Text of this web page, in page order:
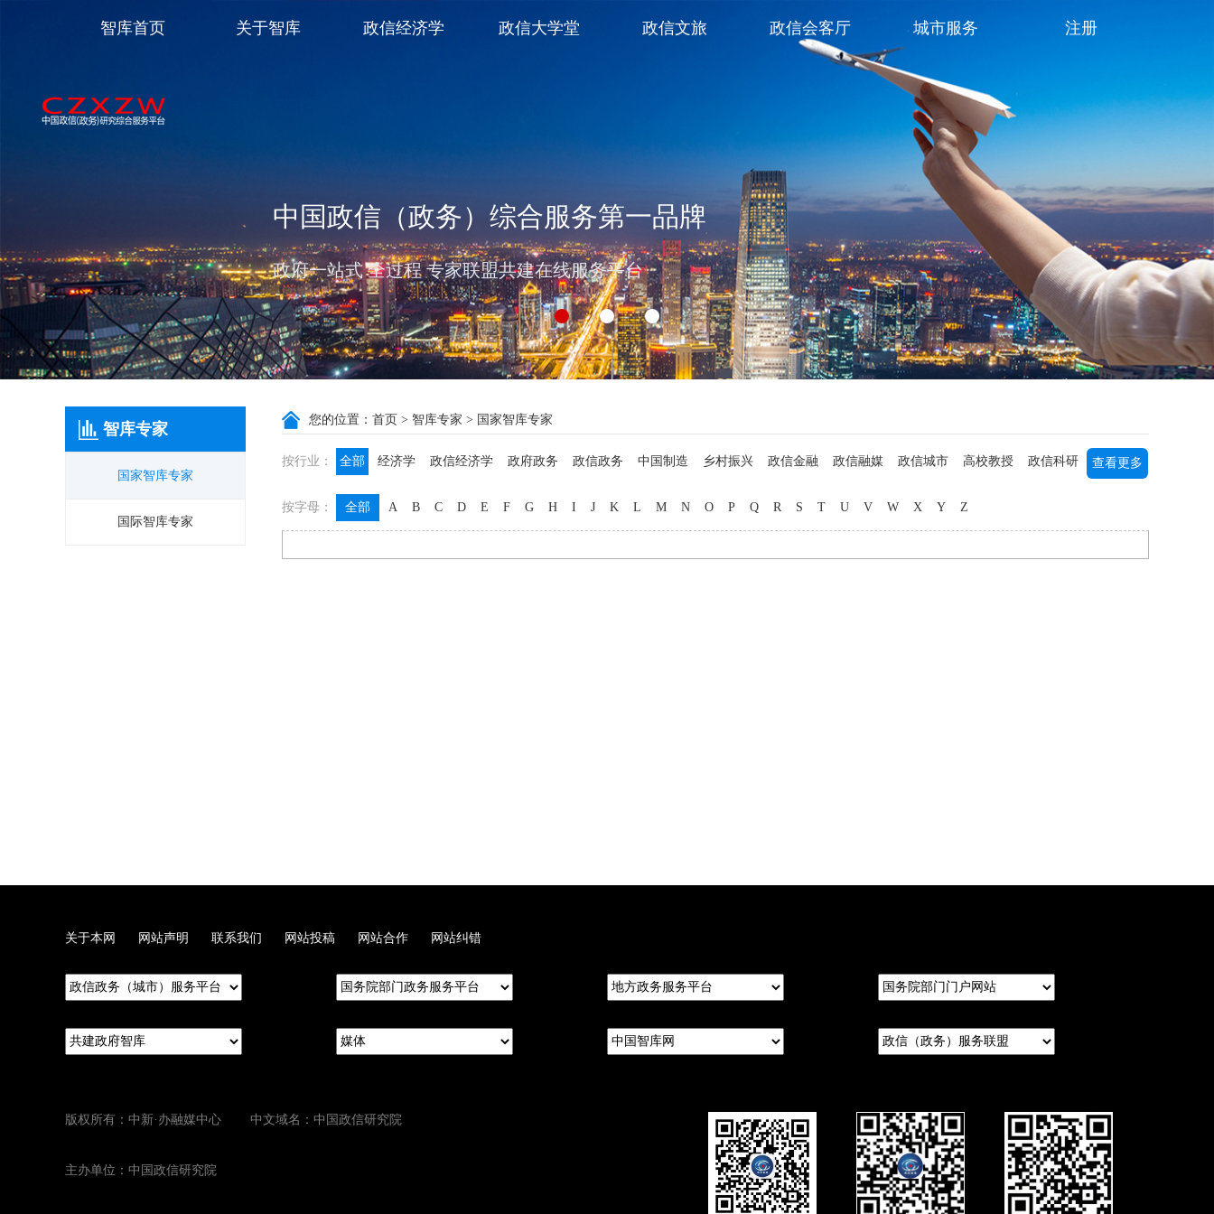
中国政信（政务）综合服务第一品牌
政府一站式 全过程 专家联盟共建在线服务平台
智库首页 关于智库 政信经济学 政信大学堂 政信文旅 政信会客厅 城市服务 注册
智库专家
国家智库专家
国际智库专家
您的位置： 首页 > 智库专家 > 国家智库专家
按行业： 全部 经济学 政信经济学 政府政务 政信政务 中国制造 乡村振兴 政信金融 政信融媒 政信城市 高校教授
政信科研
膳食养生
名医西药 非遗文化 中西厨师 地方美食 教育专家 品牌打造 自媒主播 社团公益 三农研究
查看更多
按字母： 全部 A B C D E F G H I J K L M N O P Q R S T U V W X Y Z
关于本网 网站声明 联系我们 网站投稿 网站合作 网站纠错
版权所有：中新·办融媒中心 中文域名：中国政信研究院
主办单位：中国政信研究院